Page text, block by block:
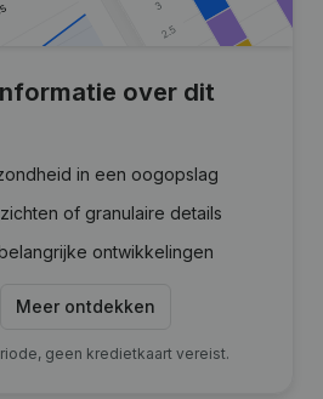
over dit
in een oogopslag
of granulaire details
ontwikkelingen
Meer ontdekken
geen kredietkaart vereist.